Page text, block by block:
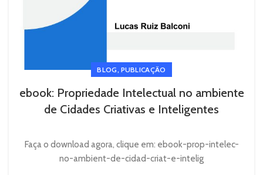
BLOG, PUBLICAÇÃO
ebook: Propriedade Intelectual no ambiente
de Cidades Criativas e Inteligentes
Faça o download agora, clique em: ebook-prop-intelec-
no-ambient-de-cidad-criat-e-intelig